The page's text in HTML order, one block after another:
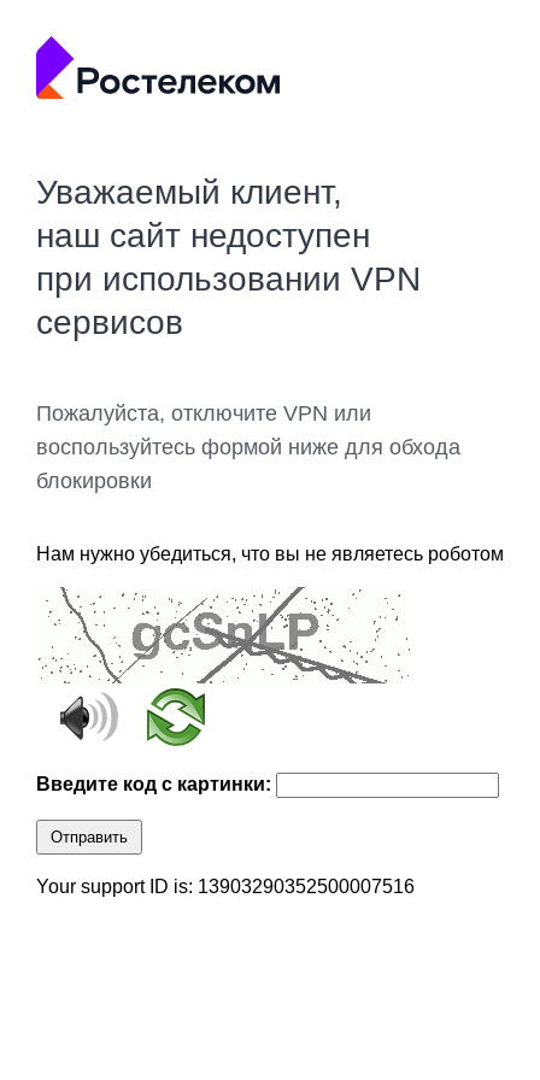
Уважаемый клиент,
наш сайт недоступен
при использовании VPN
сервисов
Пожалуйста, отключите VPN или
воспользуйтесь формой ниже для обхода
блокировки
Нам нужно убедиться, что вы не являетесь роботом
Введите код с картинки:
Отправить
Your support ID is: 13903290352500007516